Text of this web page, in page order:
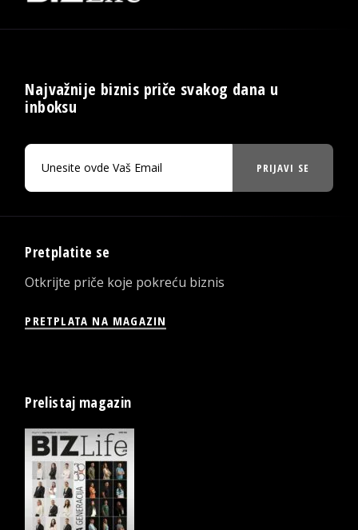
Najvažnije biznis priče svakog dana u
inboksu
PRIJAVI SE
Pretplatite se
Otkrijte priče koje pokreću biznis
PRETPLATA NA MAGAZIN
Prelistaj magazin